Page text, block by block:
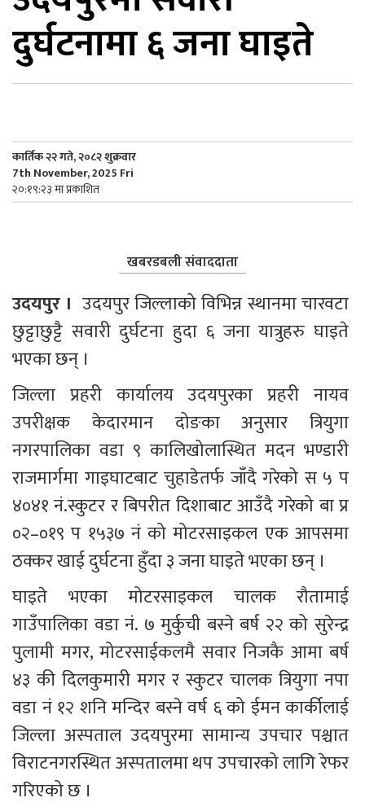
दुर्घटनामा ६ जना घाइते
कार्तिक २२ गते, २०८२ शुक्रवार
7th November, 2025 Fri
२०:१९:२३ मा प्रकाशित
खबरडबली संवाददाता
उदयपुर । उदयपुर जिल्लाको विभिन्न स्थानमा चारवटा
छुट्टाछुट्टै सवारी दुर्घटना हुदा ६ जना यात्रुहरु घाइते
भएका छन् ।
जिल्ला प्रहरी कार्यालय उदयपुरका प्रहरी नायव
उपरीक्षक केदारमान दोङका अनुसार त्रियुगा
नगरपालिका वडा ९ कालिखोलास्थित मदन भण्डारी
राजमार्गमा गाइघाटबाट चुहाडेतर्फ जाँदै गरेको स ५ प
४०४१ नं.स्कुटर र बिपरीत दिशाबाट आउँदै गरेको बा प्र
०२–०१९ प १५३७ नं को मोटरसाइकल एक आपसमा
ठक्कर खाई दुर्घटना हुँदा ३ जना घाइते भएका छन् ।
घाइते भएका मोटरसाइकल चालक रौतामाई
गाउँपालिका वडा नं. ७ मुर्कुची बस्ने बर्ष २२ को सुरेन्द्र
पुलामी मगर, मोटरसाईकलमै सवार निजकै आमा बर्ष
४३ की दिलकुमारी मगर र स्कुटर चालक त्रियुगा नपा
वडा नं १२ शनि मन्दिर बस्ने वर्ष ६ को ईमन कार्कीलाई
जिल्ला अस्पताल उदयपुरमा सामान्य उपचार पश्चात
विराटनगरस्थित अस्पतालमा थप उपचारको लागि रेफर
गरिएको छ ।